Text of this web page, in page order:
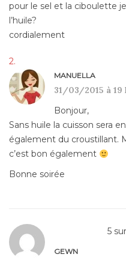
pour le sel et la ciboulette
l’huile?
cordialement
MANUELLA
31/03/2015 à 19
Bonjour,
Sans huile la cuisson sera
également du croustillant.
c’est bon également
Bonne soirée
5 sur
GEWN